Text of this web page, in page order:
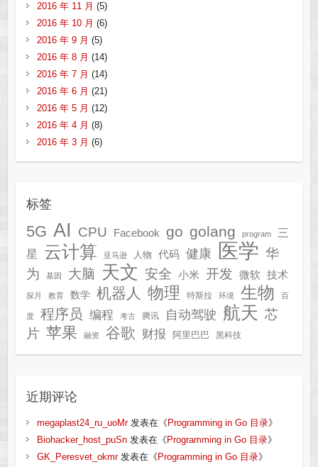
2016 年 11 月 (5)
2016 年 10 月 (6)
2016 年 9 月 (5)
2016 年 8 月 (14)
2016 年 7 月 (14)
2016 年 6 月 (21)
2016 年 5 月 (12)
2016 年 4 月 (8)
2016 年 3 月 (6)
标签
5G AI CPU Facebook go golang program
三
星
云计算 亚马逊 人物 代码 健康 医学 华
为
基因 大脑 天文 安全 小米 开发 微软 技术
探月 教育 数学 机器人 物理 特斯拉 环境 生物 百
度 程序员 编程 考古 腾讯 自动驾驶 航天 芯
片 苹果 融资 谷歌 财报 阿里巴巴 黑科技
近期评论
megaplast24_ru_uoMr发表在《 Programming in Go 目录》
Biohacker_host_puSn发表在《 Programming in Go 目录》
GK_Peresvet_okmr发表在《 Programming in Go 目录》